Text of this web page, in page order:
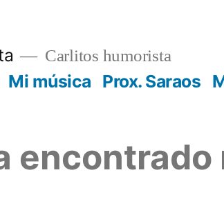
Carlitos humorista
Mi música Prox. Saraos
encontrado